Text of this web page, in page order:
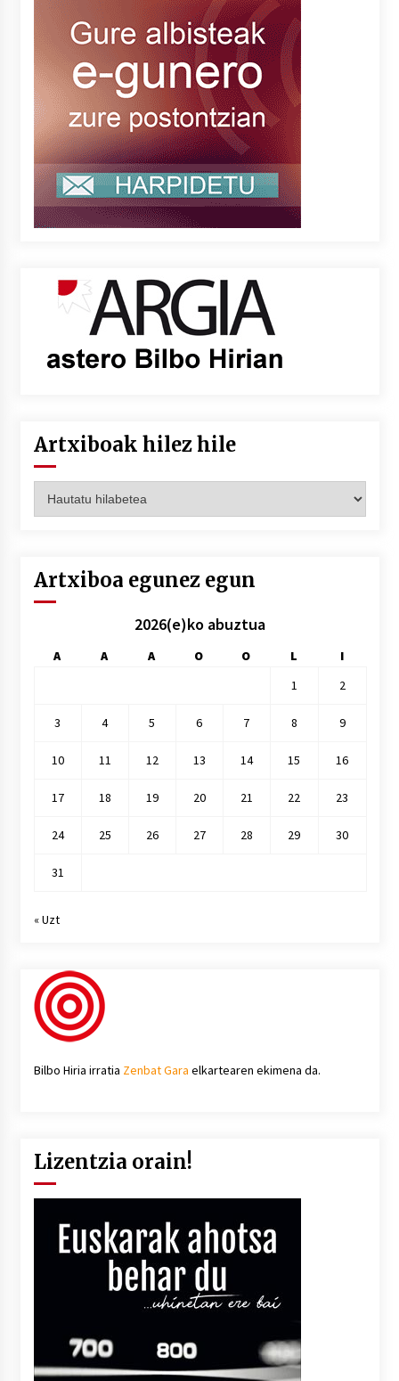
Artxiboak hilez hile
hilez
Artxiboa egunez egun
2026(e)ko abuztua
A A A O O L
I
1
2
3 4 5 6 7 8 9
10 11 12 13 14 15 16
17 18 19 20 21 22 23
24 25 26 27 28 29 30
31
« Uzt
Bilbo Hiria irratia Zenbat Gara elkartearen ekimena da.
Lizentzia orain!